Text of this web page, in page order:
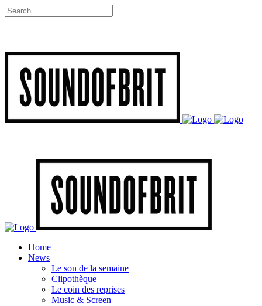
Home
News
Le son de la semaine
Clipothèque
Le coin des reprises
Music & Screen